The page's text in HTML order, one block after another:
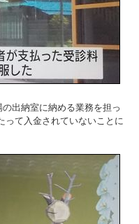
出納室に納める業務を担っ
って入金されていないことに